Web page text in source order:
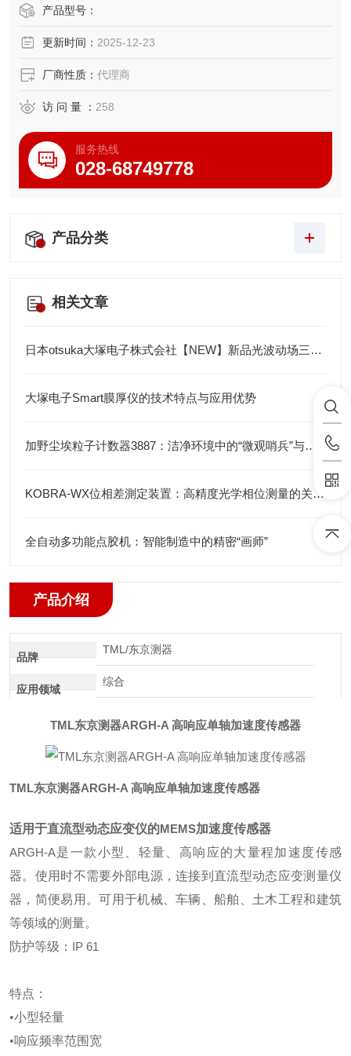
使用时不需要外部电源，连接到直流型动态应变测量仪器，
域的测量。
防护等级：IP 61
产品型号：
更新时间： 2025-12-23
厂商性质： 代理商
访 问 量 ： 258
服务热线
028-68749778
产品分类
相关文章
日本otsuka大塚电子株式会社【NEW】新品光波动场三次元显微镜MINUK
大塚电子Smart膜厚仪的技术特点与应用优势
加野尘埃粒子计数器3887：洁净环境中的“微观哨兵”与洁净度“审计官”
KOBRA-WX位相差測定装置：高精度光学相位测量的关键技术解析
全自动多功能点胶机：智能制造中的精密“画师”
产品介绍
品牌
TML/东京测器
应用领域
综合
TML东京测器ARGH-A 高响应单轴加速度传感器
TML东京测器ARGH-A 高响应单轴加速度传感器
适用于直流型动态应变仪的MEMS加速度传感器
ARGH-A是一款小型、轻量、高响应的大量程加速度传感
器。使用时不需要外部电源，连接到直流型动态应变测量仪
器，简便易用。可用于机械、车辆、船舶、土木工程和建筑
等领域的测量。
防护等级： IP 61
特点：
•小型轻量
•响应频率范围宽